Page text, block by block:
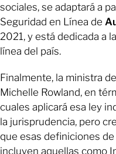
sociales, se adaptará a
Seguridad en Línea de
2021, y está dedicada a
línea del país.
Finalmente, la ministra
Michelle Rowland, en
cuales aplicará esa ley
la jurisprudencia, pero
que esas definiciones
incluyen aquellas como